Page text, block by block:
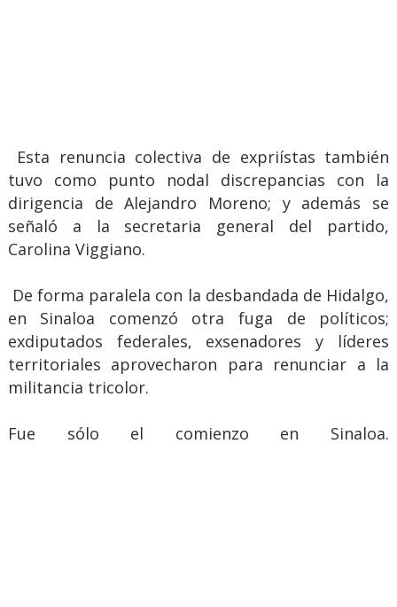
Esta renuncia colectiva de expriístas también
tuvo como punto nodal discrepancias con la
dirigencia de Alejandro Moreno; y además se
señaló a la secretaria general del partido,
Carolina Viggiano.
De forma paralela con la desbandada de Hidalgo,
en Sinaloa comenzó otra fuga de políticos;
exdiputados federales, exsenadores y líderes
territoriales aprovecharon para renunciar a la
militancia tricolor.
Fue sólo el comienzo en Sinaloa.